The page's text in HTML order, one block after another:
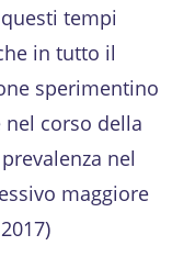
tempi
in tutto il
sperimentino
corso della
nel
maggiore